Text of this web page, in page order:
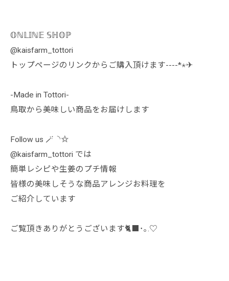
𝕆ℕ𝕃𝕀ℕ𝔼 𝕊ℍ𝕆ℙ
@kaisfarm_tottori
トップページのリンクからご購入頂けます----*⋆✈︎
-Made in Tottori-
鳥取から美味しい商品をお届けします
Follow us 🪄︎︎◝✩
@kaisfarm_tottori では
簡単レシピや生姜のプチ情報
皆様の美味しそうな商品アレンジお料理を
ご紹介しています
ご覧頂きありがとうございます🐈‍⬛･｡.♡